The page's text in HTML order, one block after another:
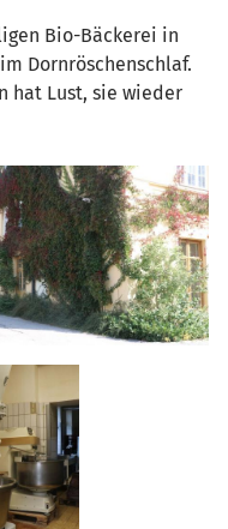
Bio-Bäckerei in
Dornröschenschlaf.
hat Lust, sie wieder